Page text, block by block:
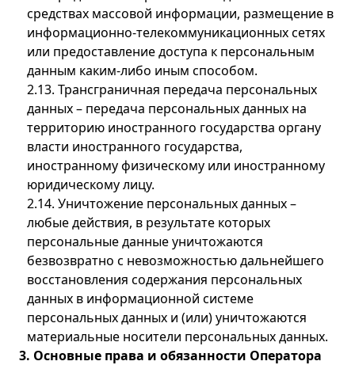
средствах массовой информации, размещение в
информационно-телекоммуникационных сетях
или предоставление доступа к персональным
данным каким-либо иным способом.
2.13. Трансграничная передача персональных
данных – передача персональных данных на
территорию иностранного государства органу
власти иностранного государства,
иностранному физическому или иностранному
юридическому лицу.
2.14. Уничтожение персональных данных –
любые действия, в результате которых
персональные данные уничтожаются
безвозвратно с невозможностью дальнейшего
восстановления содержания персональных
данных в информационной системе
персональных данных и (или) уничтожаются
материальные носители персональных данных.
3. Основные права и обязанности Оператора